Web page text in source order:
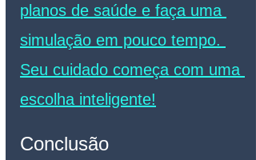
planos de saúde e faça uma
simulação em pouco tempo.
Seu cuidado começa com uma
escolha inteligente!
Conclusão